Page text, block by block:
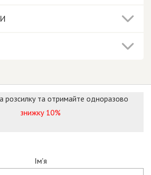
розсилку та отримайте одноразово
знижку 10%
Ім'я